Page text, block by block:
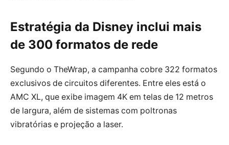
Estratégia da Disney inclui mais
de 300 formatos de rede
Segundo o TheWrap, a campanha cobre 322 formatos
exclusivos de circuitos diferentes. Entre eles está o
AMC XL, que exibe imagem 4K em telas de 12 metros
de largura, além de sistemas com poltronas
vibratórias e projeção a laser.